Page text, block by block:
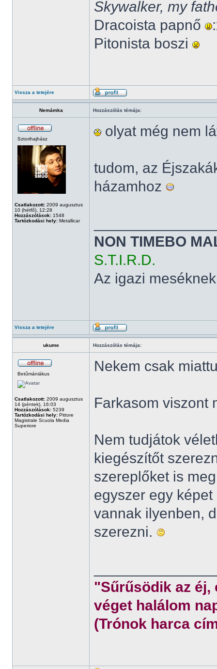
Skywalker, my
Dracoista papnő
Pitonista boszi
Vissza a tetejére
Nemámka Hozzászólás témája:
Sztorihajhász
Csatlakozott: 2009 augusztus
10 (hétfő), 12:28
Hozzászólások: 1548
Tartózkodási hely: Metallicar
olyat még nem
tudom, az
házamhoz
NON TIMEBO
S.T.I.R.D.
Az igazi
Vissza a tetejére
ukume Hozzászólás témája:
Betűmániákus
Csatlakozott: 2009 augusztus
14 (péntek), 16:03
Hozzászólások: 5239
Tartózkodási hely: Pittore
Magistrale Scuola Media
Superiore
Nekem csak
Farkasom viszont
Nem tudjátok
kiegészítőt
szereplőket is
egyszer egy
vannak ilyenben,
szerezni.
"Sűrűsödik az éj,
véget halálom
(Trónok harca